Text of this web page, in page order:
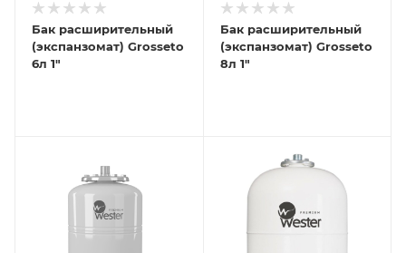
Бак расширительный
(экспанзомат) Grosseto
6л 1"
Бак расширительный
(экспанзомат) Grosseto
8л 1"